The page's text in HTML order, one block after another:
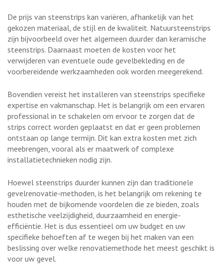
De prijs van steenstrips kan variëren, afhankelijk van het
gekozen materiaal, de stijl en de kwaliteit. Natuursteenstrips
zijn bijvoorbeeld over het algemeen duurder dan keramische
steenstrips. Daarnaast moeten de kosten voor het
verwijderen van eventuele oude gevelbekleding en de
voorbereidende werkzaamheden ook worden meegerekend.
Bovendien vereist het installeren van steenstrips specifieke
expertise en vakmanschap. Het is belangrijk om een ervaren
professional in te schakelen om ervoor te zorgen dat de
strips correct worden geplaatst en dat er geen problemen
ontstaan op lange termijn. Dit kan extra kosten met zich
meebrengen, vooral als er maatwerk of complexe
installatietechnieken nodig zijn.
Hoewel steenstrips duurder kunnen zijn dan traditionele
gevelrenovatie-methoden, is het belangrijk om rekening te
houden met de bijkomende voordelen die ze bieden, zoals
esthetische veelzijdigheid, duurzaamheid en energie-
efficiëntie. Het is dus essentieel om uw budget en uw
specifieke behoeften af te wegen bij het maken van een
beslissing over welke renovatiemethode het meest geschikt is
voor uw gevel.